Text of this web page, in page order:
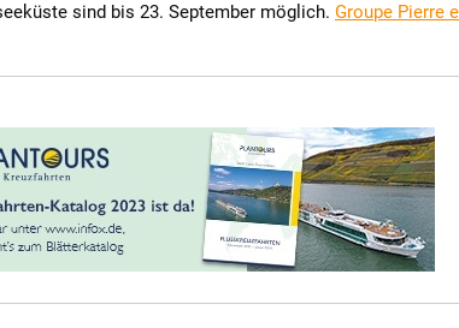
sind bis 23. September möglich. Groupe Pierre